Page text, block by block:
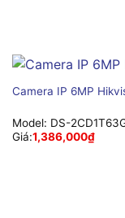
Camera IP 6MP
Model: DS-
Giá:1,386,000₫